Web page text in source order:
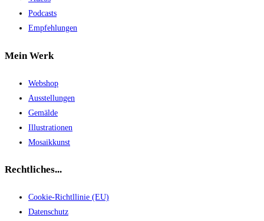
Podcasts
Empfehlungen
Mein Werk
Webshop
Ausstellungen
Gemälde
Illustrationen
Mosaikkunst
Rechtliches...
Cookie-Richtllinie (EU)
Datenschutz